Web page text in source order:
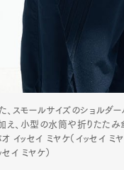
、スモールサイズのショルダ
え、小型の水筒や折りたた
イッセイ ミヤケ（イッセイ
イ ミヤケ）